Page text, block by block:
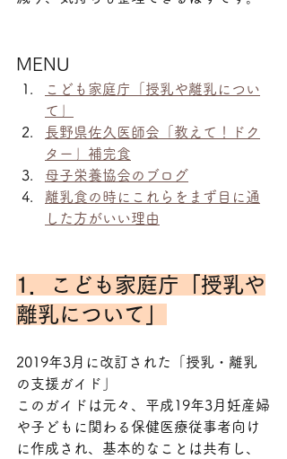
MENU
こども家庭庁「授乳や離乳につい
て」
長野県佐久医師会「教えて！ドク
ター」補完食
母子栄養協会のブログ
離乳食の時にこれらをまず目に通
した方がいい理由
1．こども家庭庁「授乳や
離乳について」
2019年3月に改訂された「授乳・離乳
の支援ガイド」
このガイドは元々、平成19年3月妊産婦
や子どもに関わる保健医療従事者向け
に作成され、基本的なことは共有し、